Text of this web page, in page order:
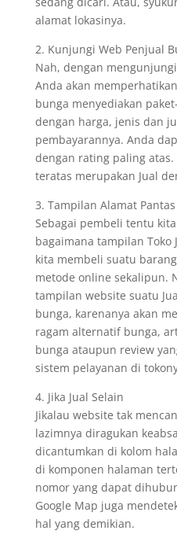
alamat lokasinya.
2. Kunjungi Web Penjual
Nah, dengan
Anda akan
bunga menyediakan
dengan harga, jenis dan
pembayarannya. Anda
dengan rating paling
teratas merupakan Jual
3. Tampilan Alamat
Sebagai pembeli tentu
bagaimana tampilan Toko
kita membeli suatu
metode online sekalipun.
tampilan website suatu
bunga, karenanya akan
ragam alternatif bunga,
bunga ataupun review
sistem pelayanan di
4. Jika Jual Selain
Jikalau website tak
lazimnya diragukan
dicantumkan di kolom
di komponen halaman
nomor yang dapat
Google Map juga
hal yang demikian.